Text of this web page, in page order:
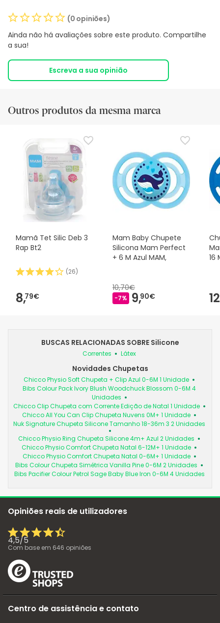
(0 opiniões)
Ainda não há avaliações sobre este produto. Compartilhe
a sua!
Escreva a sua opinião
Outros produtos da mesma marca
Mamã Tet Silic Deb 3
Rap Bt2
(26)
8,79€
Mam Baby Chupete
Silicona Mam Perfect
+ 6 M Azul MAM,
10,70€
-7% 9,90€
16
BUSCAS RELACIONADAS SOBRE Silicone
Correntes Látex
Novidades Chupetas
Chicco Physio Soft Chupeta + Clip Azul 0-6M 1 Unidade
Bibs Colour Pack Ivory Blush Woodchuck Blossom 0-6M 4
Unidades
Chicco Clip Chupeta com Corrente Edição de Natal 1 Unidade
Chicco All You Can Clip Chupeta Nuvens 0M+ 1 Unidade
Nuk Signature Chupeta Silicone Tamanho 18-36m 3 2 Unidades
Chicco Physio Ring Chupeta Silicone 4m+ Azul 2 Unidades
Chicco Physio Comfort Chupeta Natal 6-12M+ 1 Unidade
Chicco Physio Comfort Chupeta Natal 0-6M+ 1 Unidade
Bibs Colour Chupeta Simétrica Vanilla Pine 0-6M 2 Unidades
Bibs Pacifier Colour Petrol Sage Baby Blue Iron 0-6M 4 Unidades
Opiniões reais de utilizadores
4,5/5
Com base em 646 opiniões
Centro de assistência e contato